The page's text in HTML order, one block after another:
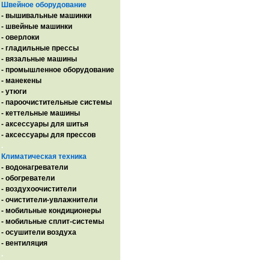
Швейное оборудование
- вышивальные машинки
- швейные машинки
- оверлоки
- гладильные прессы
- вязальные машины
- промышленное оборудование
- манекены
- утюги
- пароочистительные системы
- кеттельные машины
- аксессуары для шитья
- аксессуары для прессов
.
Климатическая техника
- водонагреватели
- обогреватели
- воздухоочистители
- очистители-увлажнители
- мобильные кондиционеры
- мобильные сплит-системы
- осушители воздуха
- вентиляция
.